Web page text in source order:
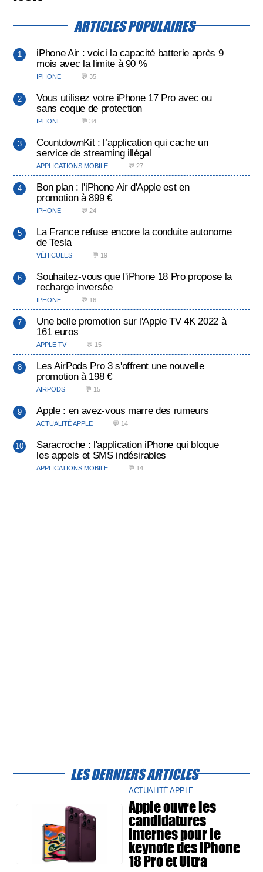
ARTICLES POPULAIRES
iPhone Air : voici la capacité batterie après 9
mois avec la limite à 90 %
IPHONE 💬 35
Vous utilisez votre iPhone 17 Pro avec ou
sans coque de protection
IPHONE 💬 34
CountdownKit : l’application qui cache un
service de streaming illégal
APPLICATIONS MOBILE 💬 27
Bon plan : l'iPhone Air d'Apple est en
promotion à 899 €
IPHONE 💬 24
La France refuse encore la conduite autonome
de Tesla
VÉHICULES 💬 19
Souhaitez-vous que l'iPhone 18 Pro propose la
recharge inversée
IPHONE 💬 16
Une belle promotion sur l'Apple TV 4K 2022 à
161 euros
APPLE TV 💬 15
Les AirPods Pro 3 s'offrent une nouvelle
promotion à 198 €
AIRPODS 💬 15
Apple : en avez-vous marre des rumeurs
ACTUALITÉ APPLE 💬 14
Saracroche : l'application iPhone qui bloque
les appels et SMS indésirables
APPLICATIONS MOBILE 💬 14
LES DERNIERS ARTICLES
ACTUALITÉ APPLE
Apple ouvre les
candidatures
internes pour le
keynote des iPhone
18 Pro et Ultra